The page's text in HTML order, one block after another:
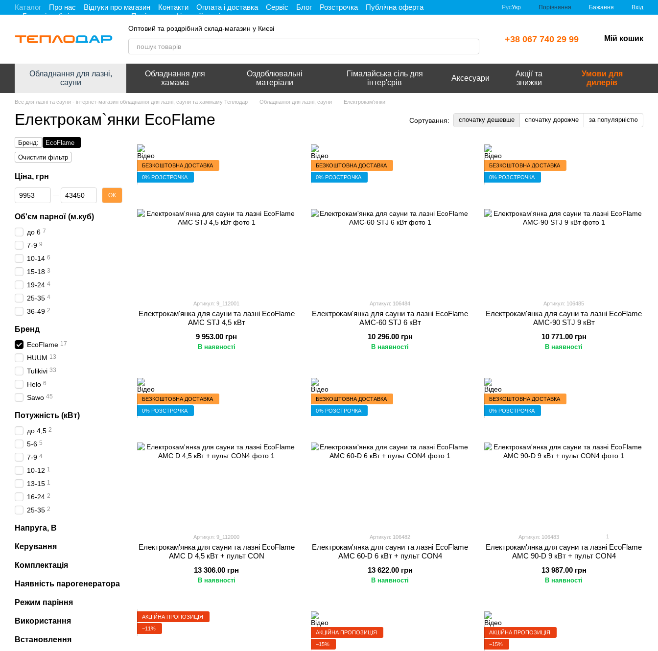
Перейти до основного контенту
Каталог Про нас Відгуки про магазин Контакти Оплата і доставка Сервіс Блог Розстрочка
Публічна оферта
Гарантія, обмін та повернення
Політика конфіденційності
РусУкр Порівняння Бажання Вхід
Оптовий та роздрібний склад-магазин у Києві
+38 067 740 29 99 Мій кошик
Обладнання для лазні,
сауни
Обладнання для
хамама
Оздоблювальні
матеріали
Гімалайська сіль для
інтер'єрів
Аксесуари
Акції та
знижки
Умови для
дилерів
Все для лазні та сауни - інтернет-магазин обладнання для лазні, сауни та хаммаму Теплодар Обладнання для лазні, сауни Електрокам'янки
Електрокам`янки EcoFlame Сортування: спочатку дешевше спочатку дорожче за популярністю
БЕЗКОШТОВНА ДОСТАВКА
0% РОЗСТРОЧКА
Артикул: 9_112001
Електрокам'янка для сауни та лазні EcoFlame
AMC STJ 4,5 кВт
9 953.00 грн
В наявності
БЕЗКОШТОВНА ДОСТАВКА
0% РОЗСТРОЧКА
Артикул: 106484
Електрокам'янка для сауни та лазні EcoFlame
AMC-60 STJ 6 кВт
10 296.00 грн
В наявності
БЕЗКОШТОВНА ДОСТАВКА
0% РОЗСТРОЧКА
Артикул: 106485
Електрокам'янка для сауни та лазні EcoFlame
AMC-90 STJ 9 кВт
10 771.00 грн
В наявності
БЕЗКОШТОВНА ДОСТАВКА
0% РОЗСТРОЧКА
Артикул: 9_112000
Електрокам'янка для сауни та лазні EcoFlame
AMC D 4,5 кВт + пульт CON
13 306.00 грн
В наявності
БЕЗКОШТОВНА ДОСТАВКА
0% РОЗСТРОЧКА
Артикул: 106482
Електрокам'янка для сауни та лазні EcoFlame
AMC 60-D 6 кВт + пульт CON4
13 622.00 грн
В наявності
БЕЗКОШТОВНА ДОСТАВКА
0% РОЗСТРОЧКА
Артикул: 106483 1
Електрокам'янка для сауни та лазні EcoFlame
AMC 90-D 9 кВт + пульт CON4
13 987.00 грн
В наявності
АКЦІЙНА ПРОПОЗИЦІЯ
−11%
АКЦІЙНА ПРОПОЗИЦІЯ
−15%
АКЦІЙНА ПРОПОЗИЦІЯ
−15%
Бренд:
EcoFlame
Очистити фільтр
Ціна, грн
Від Ціна, грн
До Ціна, грн ОК
Об'єм парної (м.куб)
до 6 7
7-9 9
10-14 6
15-18 3
19-24 4
25-35 4
36-49 2
Бренд
EcoFlame 17
HUUM 13
Tulikivi 33
Helo 6
Sawo 45
Потужність (кВт)
до 4,5 2
5-6 5
7-9 4
10-12 1
13-15 1
16-24 2
25-35 2
Напруга, В
Керування
Комплектація
Наявність парогенератора
Режим паріння
Використання
Встановлення